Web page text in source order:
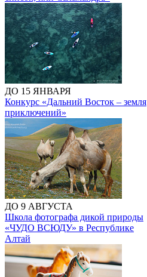
ДО 15 ЯНВАРЯ
Конкурс «Дальний Восток – земля
приключений»
ДО 9 АВГУСТА
Школа фотографа дикой природы
«ЧУДО ВСЮДУ» в Республике
Алтай